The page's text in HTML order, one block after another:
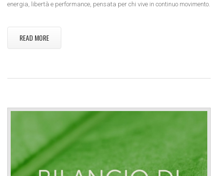
energia, libertà e performance, pensata per chi vive in continuo movimento.
READ MORE